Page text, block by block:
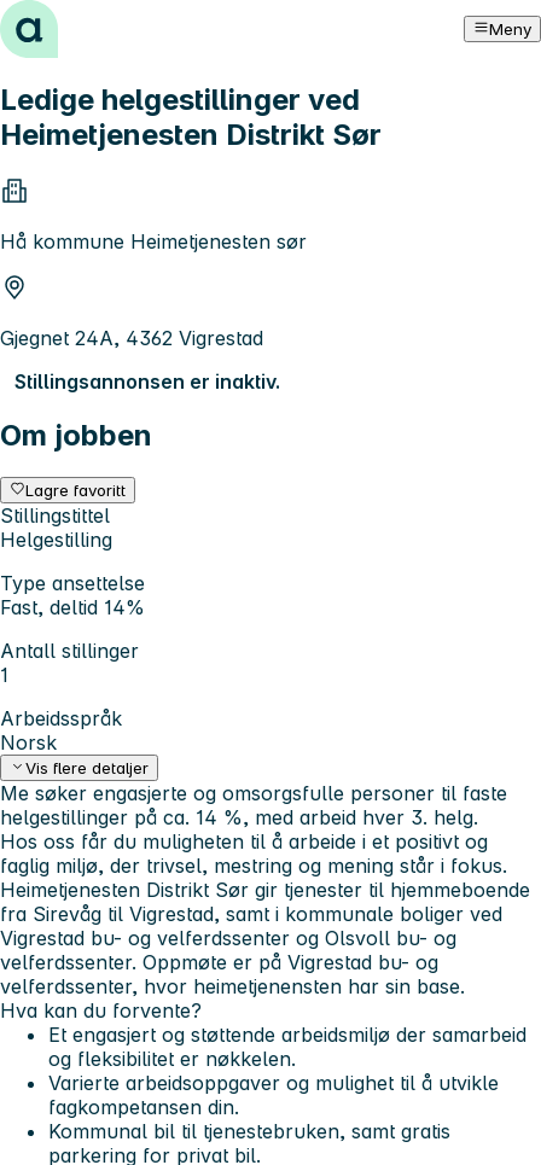
Hopp til innhold Meny
Ledige helgestillinger ved
Heimetjenesten Distrikt Sør
Hå kommune Heimetjenesten sør
Gjegnet 24A, 4362 Vigrestad
Stillingsannonsen er inaktiv.
Om jobben
Lagre favoritt
Stillingstittel
Helgestilling
Type ansettelse
Fast, deltid 14%
Antall stillinger
1
Arbeidsspråk
Norsk
Vis flere detaljer
Me søker engasjerte og omsorgsfulle personer til faste
helgestillinger på ca. 14 %, med arbeid hver 3. helg.
Hos oss får du muligheten til å arbeide i et positivt og
faglig miljø, der trivsel, mestring og mening står i fokus.
Heimetjenesten Distrikt Sør gir tjenester til hjemmeboende
fra Sirevåg til Vigrestad, samt i kommunale boliger ved
Vigrestad bu- og velferdssenter og Olsvoll bu- og
velferdssenter. Oppmøte er på Vigrestad bu- og
velferdssenter, hvor heimetjenensten har sin base.
Hva kan du forvente?
Et engasjert og støttende arbeidsmiljø der samarbeid
og fleksibilitet er nøkkelen.
Varierte arbeidsoppgaver og mulighet til å utvikle
fagkompetansen din.
Kommunal bil til tjenestebruken, samt gratis
parkering for privat bil.